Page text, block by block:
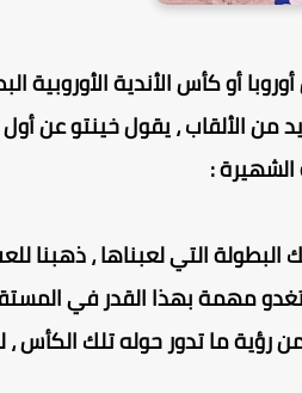
أو كأس الأندية
من الألقاب ، يقول خينتو عن
:
التي لعبناها ، ذهبنا
مهمة بهذا القدر في
ريمس الفرنسي ( 4-3 ) ، ثم تمكنا من رؤية ما تدور حوله